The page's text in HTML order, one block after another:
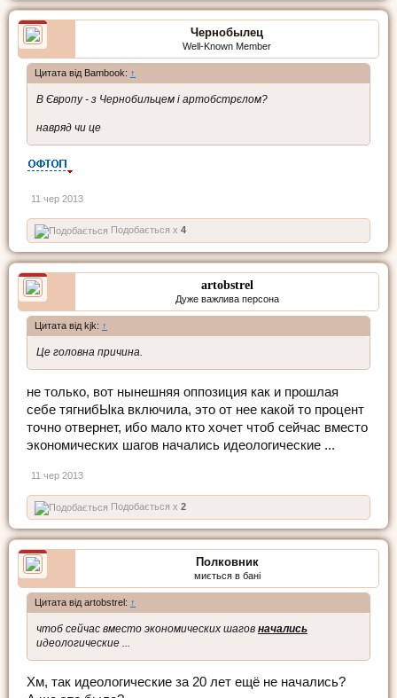
Чернобылец
Well-Known Member
Цитата від Bambook: ↑
В Європу - з Чернобильцем і артобстрєлом?
навряд чи це
11 чер 2013
Подобається x 4
artobstrel
Дуже важлива персона
Цитата від kjk: ↑
Це головна причина.
не только, вот нынешняя оппозиция как и прошлая
себе тягнибЫка включила, это от нее какой то процент
точно отвернет, ибо мало кто хочет чтоб сейчас вместо
экономических шагов начались идеологические ...
11 чер 2013
Подобається x 2
Полковник
миється в бані
Цитата від artobstrel: ↑
чтоб сейчас вместо экономических шагов начались
идеологические ...
Хм, так идеологические за 20 лет ещё не начались?